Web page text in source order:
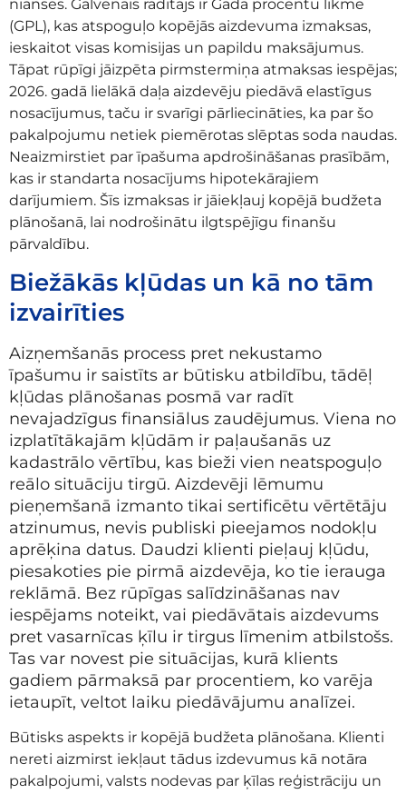
nianses. Galvenais rādītājs ir Gada procentu likme
(GPL), kas atspoguļo kopējās aizdevuma izmaksas,
ieskaitot visas komisijas un papildu maksājumus.
Tāpat rūpīgi jāizpēta pirmstermiņa atmaksas iespējas;
2026. gadā lielākā daļa aizdevēju piedāvā elastīgus
nosacījumus, taču ir svarīgi pārliecināties, ka par šo
pakalpojumu netiek piemērotas slēptas soda naudas.
Neaizmirstiet par īpašuma apdrošināšanas prasībām,
kas ir standarta nosacījums hipotekārajiem
darījumiem. Šīs izmaksas ir jāiekļauj kopējā budžeta
plānošanā, lai nodrošinātu ilgtspējīgu finanšu
pārvaldību.
Biežākās kļūdas un kā no tām
izvairīties
Aizņemšanās process pret nekustamo
īpašumu ir saistīts ar būtisku atbildību, tādēļ
kļūdas plānošanas posmā var radīt
nevajadzīgus finansiālus zaudējumus. Viena no
izplatītākajām kļūdām ir paļaušanās uz
kadastrālo vērtību, kas bieži vien neatspoguļo
reālo situāciju tirgū. Aizdevēji lēmumu
pieņemšanā izmanto tikai sertificētu vērtētāju
atzinumus, nevis publiski pieejamos nodokļu
aprēķina datus. Daudzi klienti pieļauj kļūdu,
piesakoties pie pirmā aizdevēja, ko tie ierauga
reklāmā. Bez rūpīgas salīdzināšanas nav
iespējams noteikt, vai piedāvātais aizdevums
pret vasarnīcas ķīlu ir tirgus līmenim atbilstošs.
Tas var novest pie situācijas, kurā klients
gadiem pārmaksā par procentiem, ko varēja
ietaupīt, veltot laiku piedāvājumu analīzei.
Būtisks aspekts ir kopējā budžeta plānošana. Klienti
nereti aizmirst iekļaut tādus izdevumus kā notāra
pakalpojumi, valsts nodevas par ķīlas reģistrāciju un